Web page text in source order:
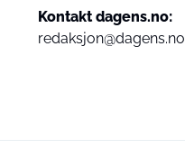
Kontakt dagens.no:
redaksjon@dagens.no